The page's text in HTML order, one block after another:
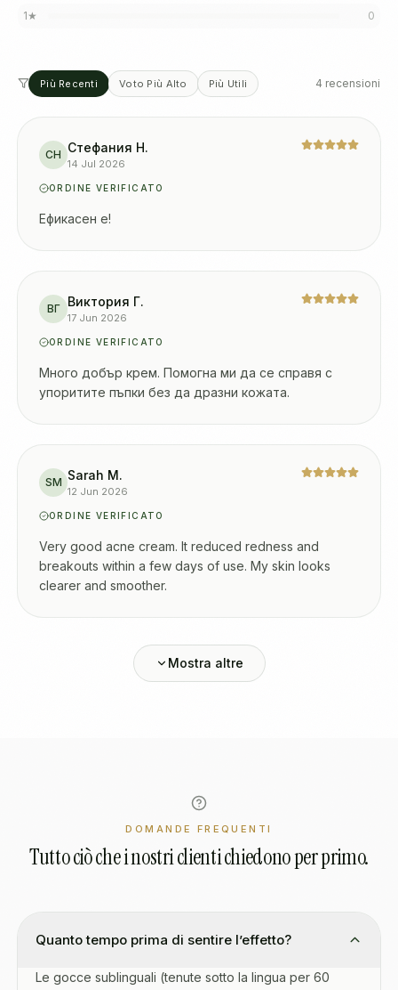
1★ 0
Più Recenti Voto Più Alto Più Utili 4 recensioni
СН Стефания Н.
14 Jul 2026
ORDINE VERIFICATO
Ефикасен е!
ВГ Виктория Г.
17 Jun 2026
ORDINE VERIFICATO
Много добър крем. Помогна ми да се справя с
упоритите пъпки без да дразни кожата.
SM Sarah M.
12 Jun 2026
ORDINE VERIFICATO
Very good acne cream. It reduced redness and
breakouts within a few days of use. My skin looks
clearer and smoother.
Mostra altre
DOMANDE FREQUENTI
Tutto ciò che i nostri clienti chiedono per primo.
Quanto tempo prima di sentire l’effetto?
Le gocce sublinguali (tenute sotto la lingua per 60